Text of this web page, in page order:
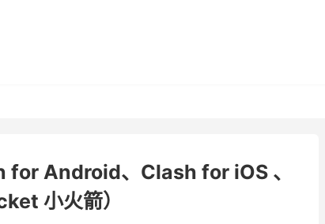
for Android、Clash for iOS 、
小火箭）